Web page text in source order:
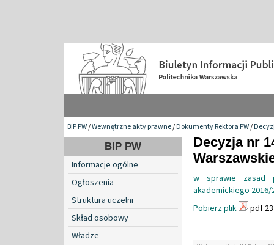
BIP PW/Wewnętrzne akty prawne/Dokumenty Rektora PW/
BIP PW
Informacje ogólne
Ogłoszenia
Struktura uczelni
Skład osobowy
Władze
Decyzja nr
w sprawie zasad
akademickiego 2016/
Pobierz plik
pdf